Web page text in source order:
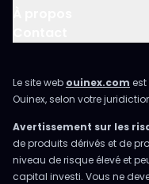
Le site web ouinex.com
Ouinex, selon votre
Avertissement sur les
de produits dérivés et de
niveau de risque élevé et
capital investi. Vous ne